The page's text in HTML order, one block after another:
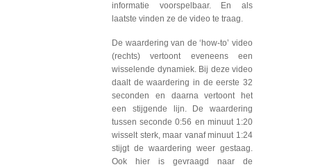
informatie voorspelbaar. En als
laatste vinden ze de video te traag.
De waardering van de ‘how-to’ video
(rechts) vertoont eveneens een
wisselende dynamiek. Bij deze video
daalt de waardering in de eerste 32
seconden en daarna vertoont het
een stijgende lijn. De waardering
tussen seconde 0:56 en minuut 1:20
wisselt sterk, maar vanaf minuut 1:24
stijgt de waardering weer gestaag.
Ook hier is gevraagd naar de